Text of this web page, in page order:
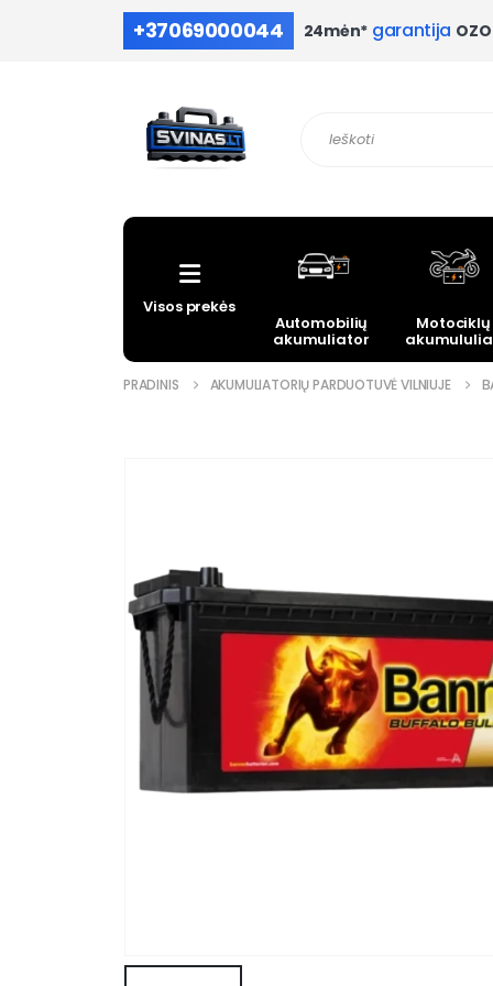
+37069000044 24mėn* garantija
Visos prekės
Automobilių
akumuliatoriai
Motociklų
PRADINIS AKUMULIATORIŲ PARDUOTUVĖ VILNIUJE